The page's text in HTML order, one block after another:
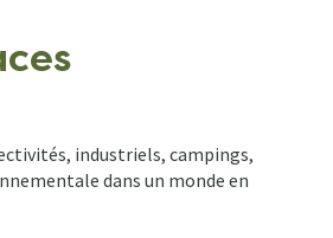
industriels, campings,
dans un monde en